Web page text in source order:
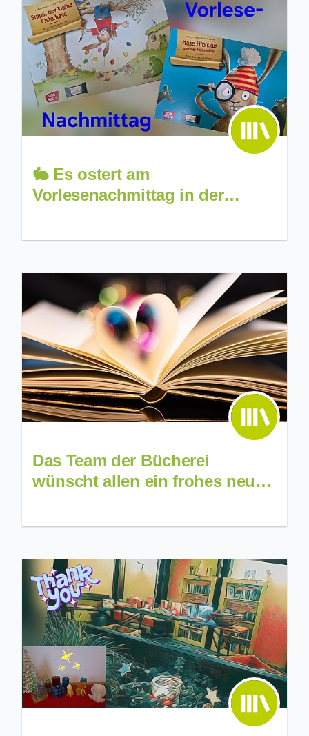
🐇 Es ostert am
Vorlesenachmittag in der
Das Team der Bücherei
wünscht allen ein frohes neues